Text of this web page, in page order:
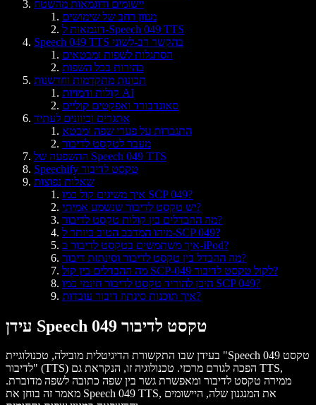
יישומים ודוגמאות מהשטח
מגוון רחב של שימושים
דוגמאות ל-Speech 049 TTS
Speech 049 TTS בהקשר רב-לשוני
הסתגלות לשפות ומבטאים
בהירות בכל השפות
תכונות מתקדמות וחדשנות
קולות ודמויות AI
סאונדבורד ואפקטים קוליים
אתגרים וכיוונים לעתיד
התגברות על פערי שפה ומבטא
מעבר לטקסט לדיבור
ההשפעה של Speech 049 TTS
Speechify טקסט לדיבור
שאלות נפוצות
איך משיגים קול כמו SCP 049?
יש טקסט לדיבור שנשמע אמיתי?
מה ההבדלים בין קולות טקסט לדיבור?
מיהו המדבב הטוב ביותר ל-SCP 049?
איך משתמשים בטקסט לדיבור ב-iPod?
מה ההבדל בין טקסט לדיבור וסינתזת דיבור?
מה ההבדלים בין קול SCP-049 לקול טקסט לדיבור?
היכן להוריד טקסט לדיבור חינמי כמו SCP 049?
איך תוכנות סינתוז דיבור עובדות?
עידן Speech 049 טקסט לדיבור
בעידן שבו התקשורת הדיגיטלית מובילה, טכנולוגיית "Speech 049 טקסט
לדיבור" (TTS) הפכה לגורם מרכזי. טכנולוגיה זו, הנקראת גם TTS,
ממירה טקסט לדיבור ומאפשרת גשר בין שפה כתובה לשפה מדוברת.
מאמר זה בוחן את Speech 049 TTS, את המנגנון שלה, היישומים